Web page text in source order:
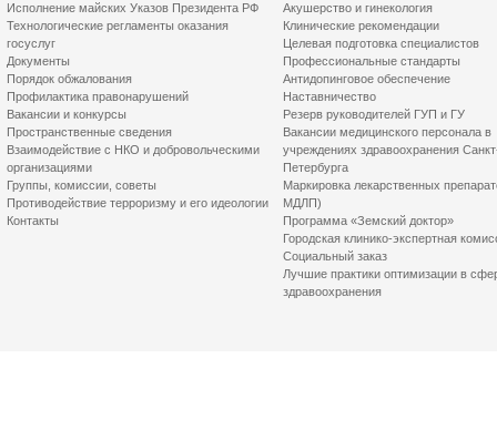
Исполнение майских Указов Президента РФ
Технологические регламенты оказания
госуслуг
Документы
Порядок обжалования
Профилактика правонарушений
Вакансии и конкурсы
Пространственные сведения
Взаимодействие с НКО и добровольческими
организациями
Группы, комиссии, советы
Противодействие терроризму и его идеологии
Контакты
Акушерство и гинекология
Клинические рекомендации
Целевая подготовка специалистов
Профессиональные стандарты
Антидопинговое обеспечение
Наставничество
Резерв руководителей ГУП и ГУ
Вакансии медицинского персонала в
учреждениях здравоохранения
Петербурга
Маркировка лекарственных
МДЛП)
Программа «Земский доктор»
Городская клинико-экспертная
Социальный заказ
Лучшие практики оптимизации в
здравоохранения